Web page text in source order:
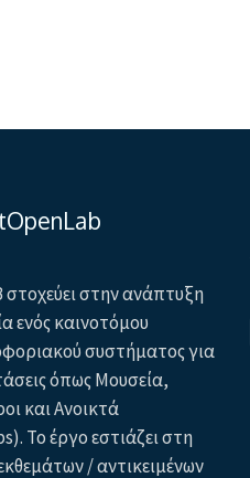
στοχεύει στην ανάπτυξη
ενός καινοτόμου
συστήματος για
όπως Μουσεία,
και Ανοικτά
Το έργο εστιάζει στη
/ αντικειμένων